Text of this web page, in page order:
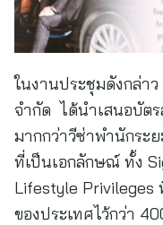
ในงานประชุมดังกล่า
จำกัด ได้นำเสนอบัต
มากกว่าวีซ่าพำนักระ
ที่เป็นเอกลักษณ์ ทั้ง
Lifestyle Privileges
ของประเทศไว้กว่า